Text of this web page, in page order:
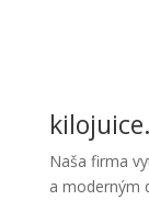
Naša firma
a moderným